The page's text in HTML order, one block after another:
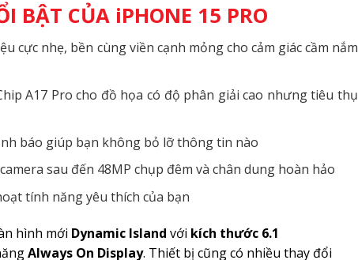
CỦA iPHONE 15 PRO
cực nhẹ, bền cùng viền cạnh mỏng cho cảm giác cầm nắm
A17 Pro cho đồ họa có độ phân giải cao nhưng tiêu thụ
báo giúp bạn không bỏ lỡ thông tin nào
sau đến 48MP chụp đêm và chân dung hoàn hảo
tính năng yêu thích của bạn
hình mới Dynamic Island với kích thước 6.1
Always On Display. Thiết bị cũng có nhiều thay đổi